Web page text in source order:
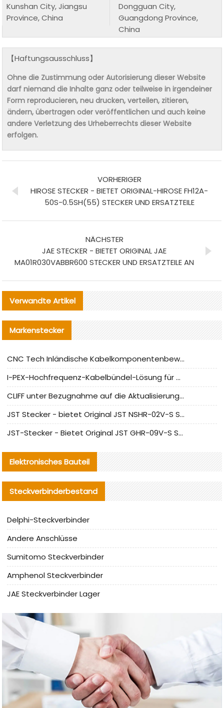
Kunshan City, Jiangsu
Province, China
Dongguan City,
Guangdong Province,
China
【Haftungsausschluss】
Ohne die Zustimmung oder Autorisierung dieser Website
darf niemand die Inhalte ganz oder teilweise in irgendeiner
Form reproducieren, neu drucken, verteilen, zitieren,
ändern, übertragen oder veröffentlichen und auch keine
andere Verletzung des Urheberrechts dieser Website
erfolgen.
VORHERIGER
HIROSE STECKER - BIETET ORIGINAL-HIROSE FH12A-
50S-0.5SH(55) STECKER UND ERSATZTEILE
NÄCHSTER
JAE STECKER - BIETET ORIGINAL JAE
MA01R030VABBR600 STECKER UND ERSATZTEILE AN
Verwandte Artikel
Markenstecker
CNC Tech Inländische Kabelkomponentenbewertung und Massenproduktionsanpassungsanleitung
I-PEX-Hochfrequenz-Kabelbündel-Lösung für die heimische Produktion analysiert
CLIFF unter Bezugnahme auf die Aktualisierung der chinesischen Stecker-Testnormen
JST Stecker - bietet Original JST NSHR-02V-S Stecker und Ersatzteile an
JST-Stecker - Bietet Original JST GHR-09V-S Stecker und Ersatzteile an
Elektronisches Bauteil
Steckverbinderbestand
Delphi-Steckverbinder
Andere Anschlüsse
Sumitomo Steckverbinder
Amphenol Steckverbinder
JAE Steckverbinder Lager